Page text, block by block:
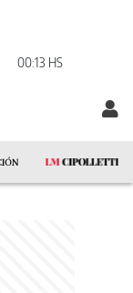
00:13 HS